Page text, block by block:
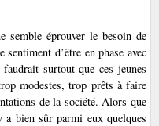
semble éprouver le besoin de
d’être en phase avec
surtout que ces jeunes
modestes, trop prêts à faire
de la société. Alors que
bien sûr parmi eux quelques